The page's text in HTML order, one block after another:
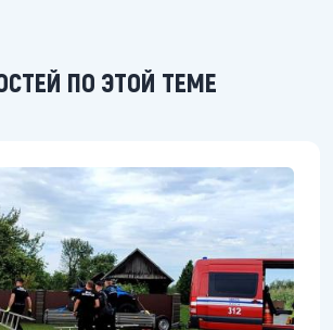
ПО ЭТОЙ ТЕМЕ